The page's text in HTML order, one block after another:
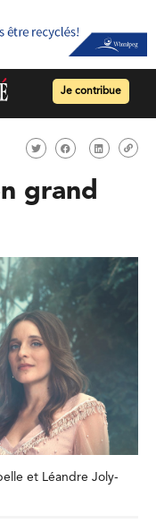
Je contribue
grand
et Léandre Joly-